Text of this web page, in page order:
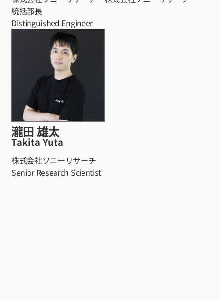
統括部長
Distinguished Engineer
瀧田 雄太
Takita Yuta
株式会社ソニーリサーチ
Senior Research Scientist